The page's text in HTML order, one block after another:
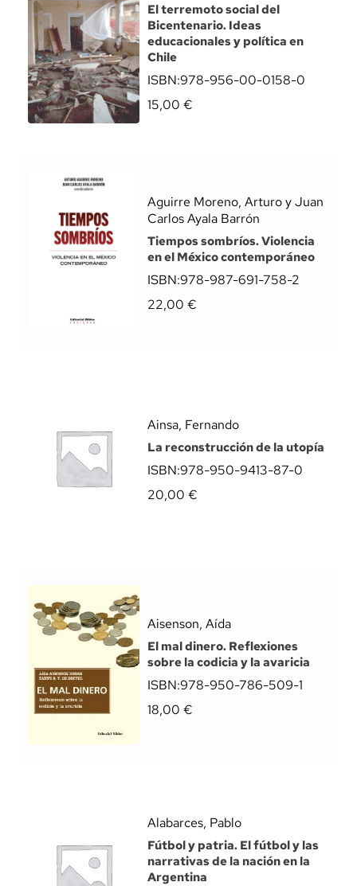
El terremoto social del
Bicentenario. Ideas
educacionales y política en
Chile
ISBN:978-956-00-0158-0
15,00 €
Aguirre Moreno, Arturo y Juan
Carlos Ayala Barrón
Tiempos sombríos. Violencia
en el México contemporáneo
ISBN:978-987-691-758-2
22,00 €
Ainsa, Fernando
La reconstrucción de la utopía
ISBN:978-950-9413-87-0
20,00 €
Aisenson, Aída
El mal dinero. Reflexiones
sobre la codicia y la avaricia
ISBN:978-950-786-509-1
18,00 €
Alabarces, Pablo
Fútbol y patria. El fútbol y las
narrativas de la nación en la
Argentina